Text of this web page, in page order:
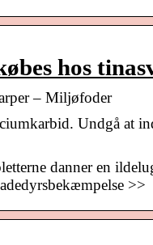
hos
– Miljøfoder
Undgå at
danner en
>>